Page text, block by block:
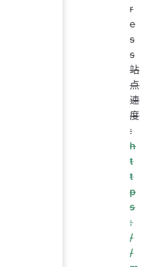
r
e
s
s
站
点
速
度
:
h
t
t
p
s
:
/
/